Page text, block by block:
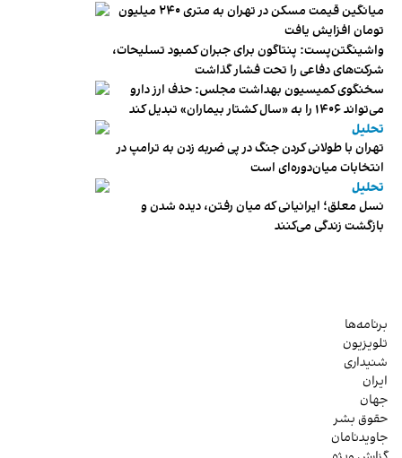
میانگین قیمت مسکن در تهران به متری ۲۴۰ میلیون
تومان افزایش یافت
واشینگتن‌پست: پنتاگون برای جبران کمبود تسلیحات،
شرکت‌های دفاعی را تحت فشار گذاشت
سخنگوی کمیسیون بهداشت مجلس: حذف ارز دارو
می‌تواند ۱۴۰۶ را به «سال کشتار بیماران» تبدیل کند
تحلیل
تهران با طولانی کردن جنگ در پی ضربه زدن به ترامپ در
انتخابات میان‌دوره‌ای است
تحلیل
نسل معلق؛ ایرانیانی که میان رفتن، دیده شدن و
بازگشت زندگی می‌کنند
برنامه‌ها
تلویزیون
شنیداری
ایران
جهان
حقوق بشر
جاویدنامان